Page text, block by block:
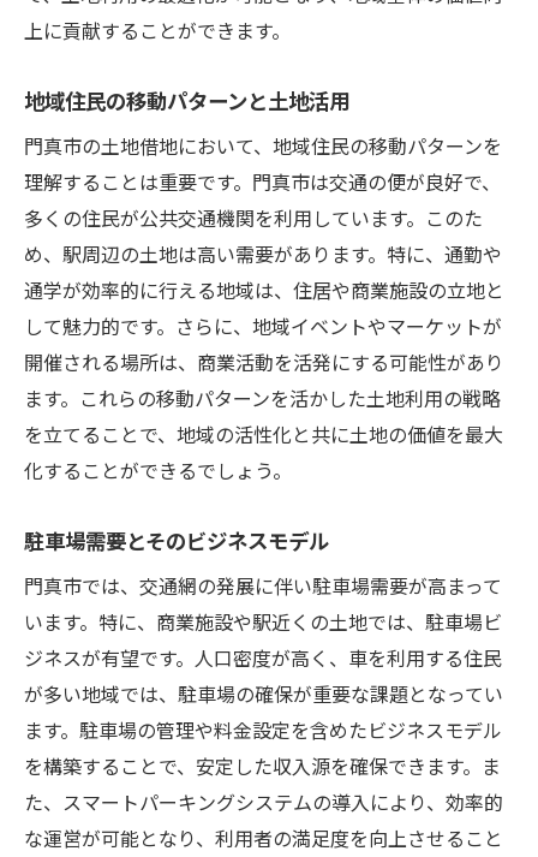
上に貢献することができます。
地域住民の移動パターンと土地活用
門真市の土地借地において、地域住民の移動パターンを
理解することは重要です。門真市は交通の便が良好で、
多くの住民が公共交通機関を利用しています。このた
め、駅周辺の土地は高い需要があります。特に、通勤や
通学が効率的に行える地域は、住居や商業施設の立地と
して魅力的です。さらに、地域イベントやマーケットが
開催される場所は、商業活動を活発にする可能性があり
ます。これらの移動パターンを活かした土地利用の戦略
を立てることで、地域の活性化と共に土地の価値を最大
化することができるでしょう。
駐車場需要とそのビジネスモデル
門真市では、交通網の発展に伴い駐車場需要が高まって
います。特に、商業施設や駅近くの土地では、駐車場ビ
ジネスが有望です。人口密度が高く、車を利用する住民
が多い地域では、駐車場の確保が重要な課題となってい
ます。駐車場の管理や料金設定を含めたビジネスモデル
を構築することで、安定した収入源を確保できます。ま
た、スマートパーキングシステムの導入により、効率的
な運営が可能となり、利用者の満足度を向上させること